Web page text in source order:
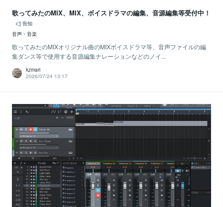
歌ってみたのMIX、MIX、ボイスドラマの編集、音源編集等受付中！
告知
音声・音楽
歌ってみたのMIXオリジナル曲のMIXボイスドラマ等、音声ファイルの編
集ダンス等で使用する音源編集ナレーションなどのノイ...
kzmari
2026/07/24 13:17